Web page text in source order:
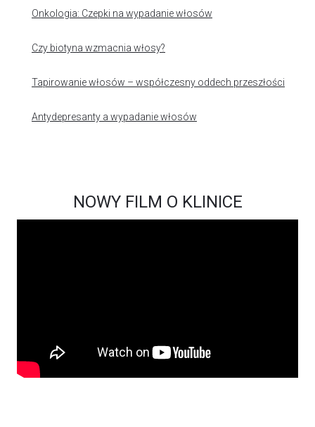
Onkologia: Czepki na wypadanie włosów
Czy biotyna wzmacnia włosy?
Tapirowanie włosów – współczesny oddech przeszłości
Antydepresanty a wypadanie włosów
NOWY FILM O KLINICE